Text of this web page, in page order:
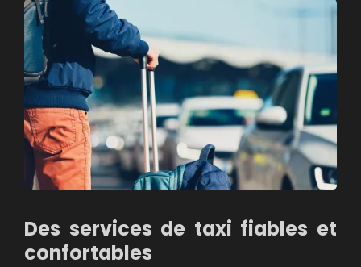
Des services de taxi fiables et
confortables